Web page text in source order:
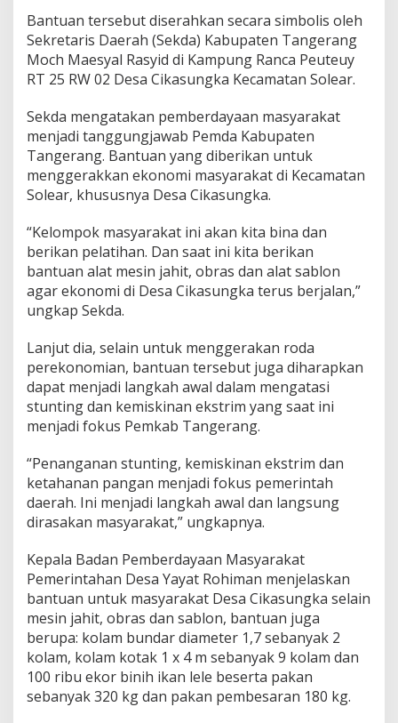
p
a
t
e
n
a
n
g
r
a
g
B
g
i
k
n
a
n
u
K
e
l
e
k
a
p
a
U
s
a
h
Bantuan tersebut diserahkan secara simbolis oleh
Sekretaris Daerah (Sekda) Kabupaten Tangerang
Moch Maesyal Rasyid di Kampung Ranca Peuteuy
RT 25 RW 02 Desa Cikasungka Kecamatan Solear.
Sekda mengatakan pemberdayaan masyarakat
menjadi tanggungjawab Pemda Kabupaten
Tangerang. Bantuan yang diberikan untuk
menggerakkan ekonomi masyarakat di Kecamatan
Solear, khususnya Desa Cikasungka.
“Kelompok masyarakat ini akan kita bina dan
berikan pelatihan. Dan saat ini kita berikan
bantuan alat mesin jahit, obras dan alat sablon
agar ekonomi di Desa Cikasungka terus berjalan,”
ungkap Sekda.
Lanjut dia, selain untuk menggerakan roda
perekonomian, bantuan tersebut juga diharapkan
dapat menjadi langkah awal dalam mengatasi
stunting dan kemiskinan ekstrim yang saat ini
menjadi fokus Pemkab Tangerang.
“Penanganan stunting, kemiskinan ekstrim dan
ketahanan pangan menjadi fokus pemerintah
daerah. Ini menjadi langkah awal dan langsung
dirasakan masyarakat,” ungkapnya.
Kepala Badan Pemberdayaan Masyarakat
Pemerintahan Desa Yayat Rohiman menjelaskan
bantuan untuk masyarakat Desa Cikasungka selain
mesin jahit, obras dan sablon, bantuan juga
berupa: kolam bundar diameter 1,7 sebanyak 2
kolam, kolam kotak 1 x 4 m sebanyak 9 kolam dan
100 ribu ekor binih ikan lele beserta pakan
sebanyak 320 kg dan pakan pembesaran 180 kg.